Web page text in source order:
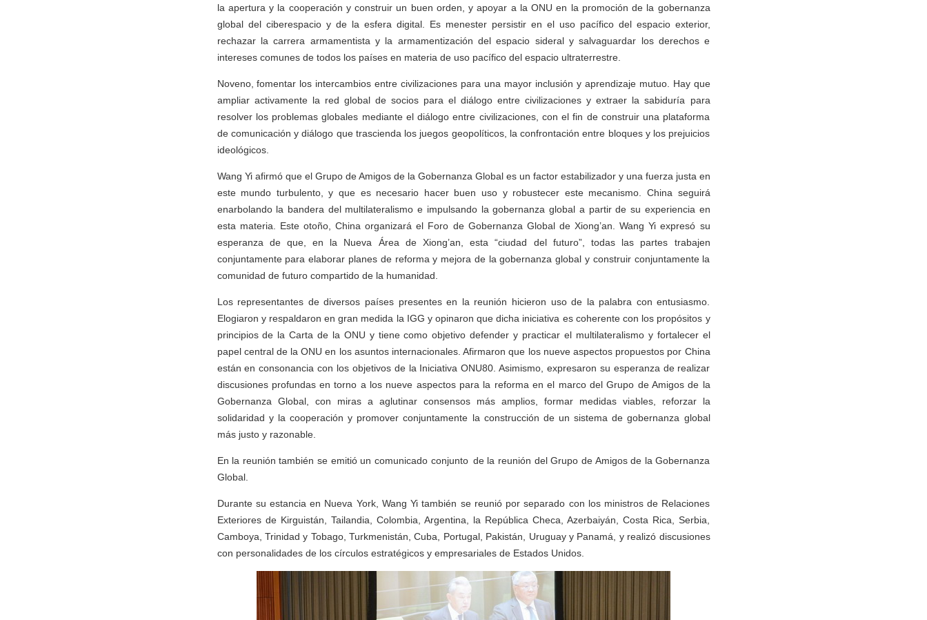
la apertura y la cooperación y construir un buen orden, y apoyar a la ONU en la promoción de la gobernanza
global del ciberespacio y de la esfera digital. Es menester persistir en el uso pacífico del espacio exterior,
rechazar la carrera armamentista y la armamentización del espacio sideral y salvaguardar los derechos e
intereses comunes de todos los países en materia de uso pacífico del espacio ultraterrestre.
Noveno, fomentar los intercambios entre civilizaciones para una mayor inclusión y aprendizaje mutuo. Hay que
ampliar activamente la red global de socios para el diálogo entre civilizaciones y extraer la sabiduría para
resolver los problemas globales mediante el diálogo entre civilizaciones, con el fin de construir una plataforma
de comunicación y diálogo que trascienda los juegos geopolíticos, la confrontación entre bloques y los prejuicios
ideológicos.
Wang Yi afirmó que el Grupo de Amigos de la Gobernanza Global es un factor estabilizador y una fuerza justa en
este mundo turbulento, y que es necesario hacer buen uso y robustecer este mecanismo. China seguirá
enarbolando la bandera del multilateralismo e impulsando la gobernanza global a partir de su experiencia en
esta materia. Este otoño, China organizará el Foro de Gobernanza Global de Xiong’an. Wang Yi expresó su
esperanza de que, en la Nueva Área de Xiong’an, esta “ciudad del futuro”, todas las partes trabajen
conjuntamente para elaborar planes de reforma y mejora de la gobernanza global y construir conjuntamente la
comunidad de futuro compartido de la humanidad.
Los representantes de diversos países presentes en la reunión hicieron uso de la palabra con entusiasmo.
Elogiaron y respaldaron en gran medida la IGG y opinaron que dicha iniciativa es coherente con los propósitos y
principios de la Carta de la ONU y tiene como objetivo defender y practicar el multilateralismo y fortalecer el
papel central de la ONU en los asuntos internacionales. Afirmaron que los nueve aspectos propuestos por China
están en consonancia con los objetivos de la Iniciativa ONU80. Asimismo, expresaron su esperanza de realizar
discusiones profundas en torno a los nueve aspectos para la reforma en el marco del Grupo de Amigos de la
Gobernanza Global, con miras a aglutinar consensos más amplios, formar medidas viables, reforzar la
solidaridad y la cooperación y promover conjuntamente la construcción de un sistema de gobernanza global
más justo y razonable.
En la reunión también se emitió un comunicado conjunto de la reunión del Grupo de Amigos de la Gobernanza
Global.
Durante su estancia en Nueva York, Wang Yi también se reunió por separado con los ministros de Relaciones
Exteriores de Kirguistán, Tailandia, Colombia, Argentina, la República Checa, Azerbaiyán, Costa Rica, Serbia,
Camboya, Trinidad y Tobago, Turkmenistán, Cuba, Portugal, Pakistán, Uruguay y Panamá, y realizó discusiones
con personalidades de los círculos estratégicos y empresariales de Estados Unidos.